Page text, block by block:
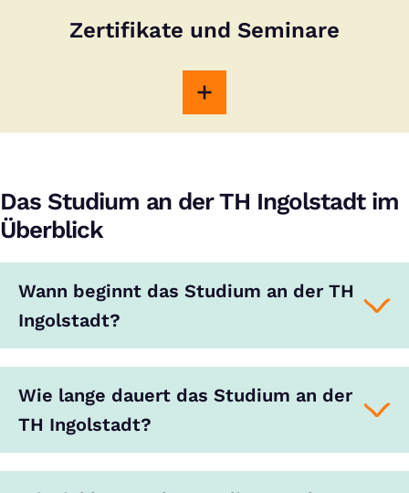
Zertifikate und Seminare
Das Studium an der TH Ingolstadt im
Überblick
Wann beginnt das Studium an der TH
Ingolstadt?
Wie lange dauert das Studium an der
TH Ingolstadt?